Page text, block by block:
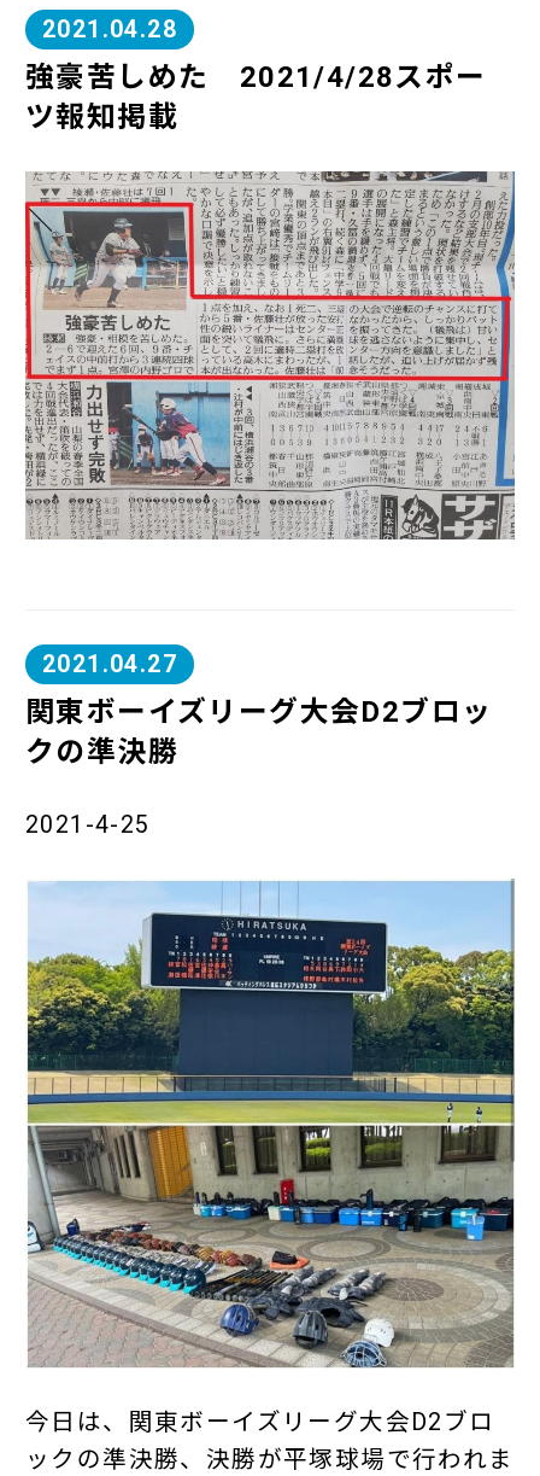
2021.04.28
強豪苦しめた 2021/4/28スポー
ツ報知掲載
2021.04.27
関東ボーイズリーグ大会D2ブロッ
クの準決勝
2021-4-25
今日は、関東ボーイズリーグ大会D2ブロ
ックの準決勝、決勝が平塚球場で行われま